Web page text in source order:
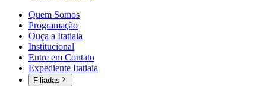
Quem Somos
Programação
Ouça a Itatiaia
Institucional
Entre em Contato
Expediente Itatiaia
Filiadas